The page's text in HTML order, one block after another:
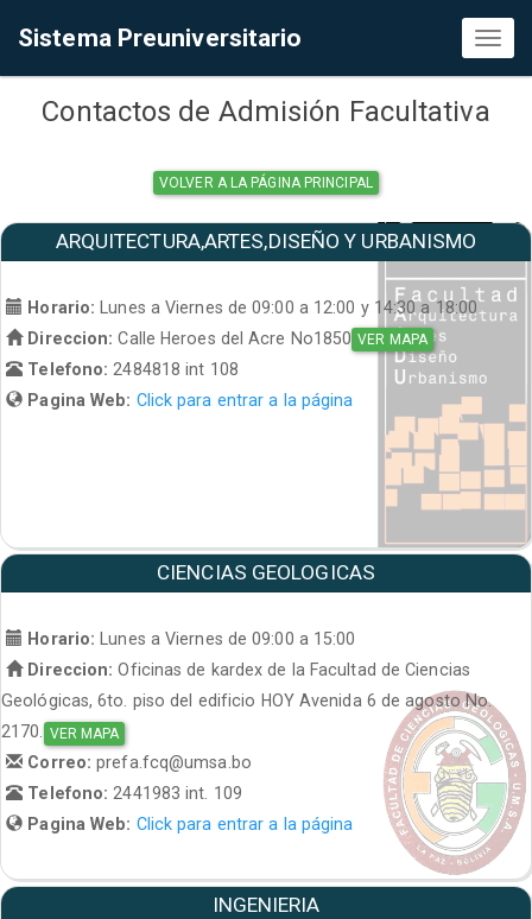
Sistema Preuniversitario
Contactos de Admisión Facultativa
VOLVER A LA PÁGINA PRINCIPAL
ARQUITECTURA,ARTES,DISEÑO Y URBANISMO
Horario:
Lunes a Viernes de 09:00 a 12:00 y 14:30 a 18:00
Direccion: Calle Heroes del Acre No1850 VER MAPA
Telefono: 2484818 int 108
Pagina Web: Click para entrar a la página
CIENCIAS GEOLOGICAS
Horario: Lunes a Viernes de 09:00 a 15:00
Direccion: Oficinas de kardex de la Facultad de Ciencias
Geológicas, 6to. piso del edificio HOY Avenida 6 de agosto No.
2170. VER MAPA
Correo:prefa.fcq@umsa.bo
Telefono:2441983 int. 109
Pagina Web: Click para entrar a la página
INGENIERIA